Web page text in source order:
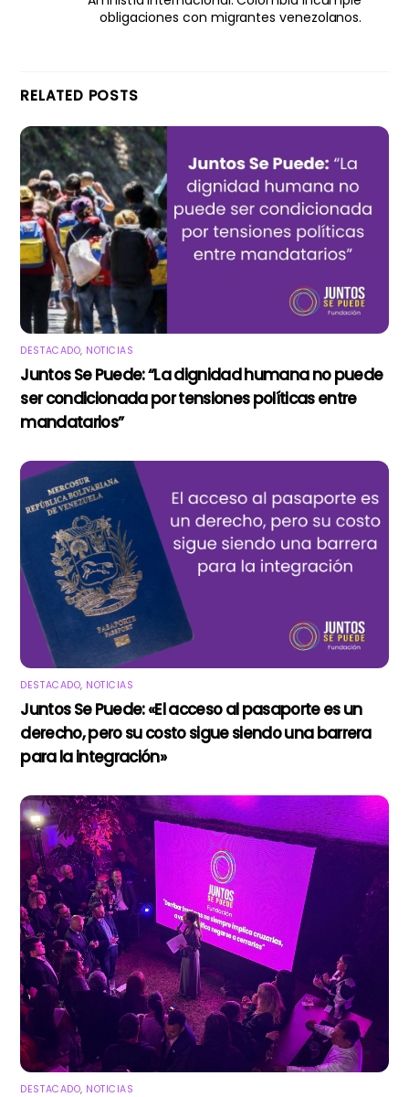
obligaciones con migrantes venezolanos.
RELATED POSTS
DESTACADO, NOTICIAS
Juntos Se Puede: “La dignidad humana no puede
ser condicionada por tensiones políticas entre
mandatarios”
DESTACADO, NOTICIAS
Juntos Se Puede: «El acceso al pasaporte es un
derecho, pero su costo sigue siendo una barrera
para la integración»
DESTACADO, NOTICIAS